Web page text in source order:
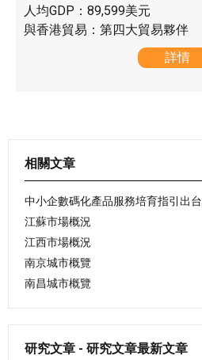
人均GDP：89,599美元
與香港貿易：第四大貿易夥伴
詳情
相關文章
中小企數碼化產品服務培育指引出台
江蘇市場概況
江西市場概況
南京城市概覽
南昌城市概覽
研究文章 - 研究文章最新文章